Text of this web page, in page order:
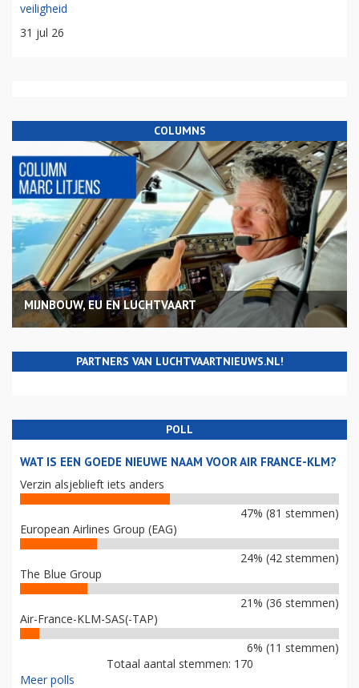
veiligheid
31 jul 26
COLUMNS
MIJNBOUW, EU EN LUCHTVAART
PARTNERS VAN LUCHTVAARTNIEUWS.NL!
POLL
WAT IS EEN GOEDE NIEUWE NAAM VOOR AIR FRANCE-KLM?
Verzin alsjeblieft iets anders
47% (81 stemmen)
European Airlines Group (EAG)
24% (42 stemmen)
The Blue Group
21% (36 stemmen)
Air-France-KLM-SAS(-TAP)
6% (11 stemmen)
Totaal aantal stemmen: 170
Meer polls